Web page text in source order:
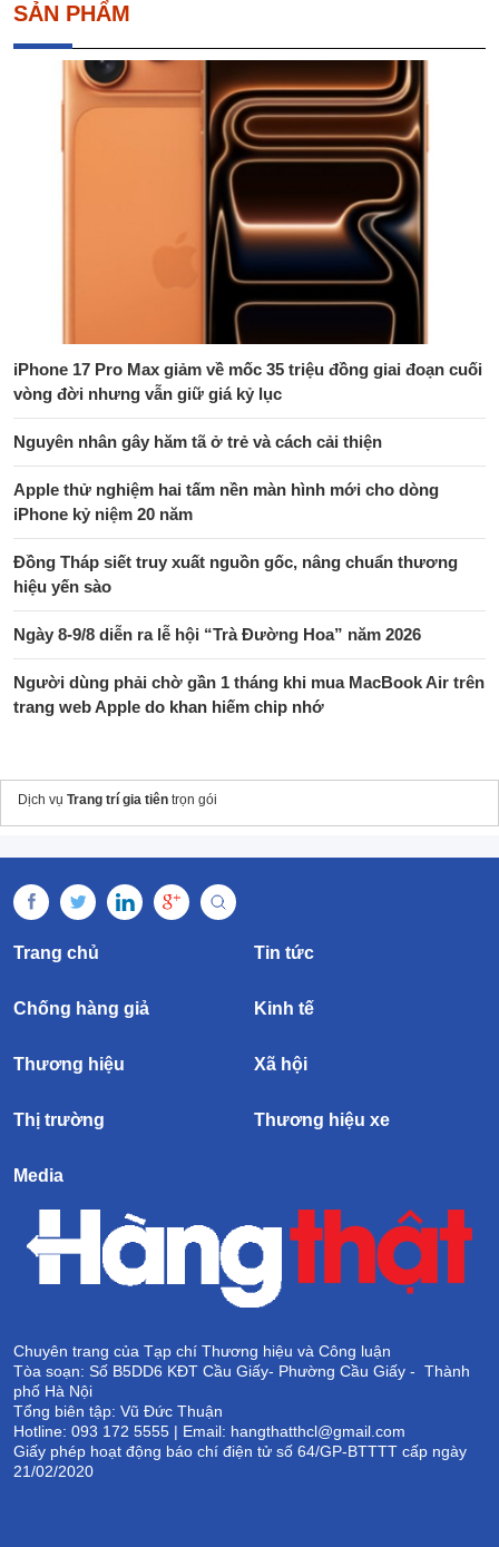
SẢN PHẨM
iPhone 17 Pro Max giảm về mốc 35 triệu đồng giai đoạn cuối
vòng đời nhưng vẫn giữ giá kỷ lục
Nguyên nhân gây hăm tã ở trẻ và cách cải thiện
Apple thử nghiệm hai tấm nền màn hình mới cho dòng
iPhone kỷ niệm 20 năm
Đồng Tháp siết truy xuất nguồn gốc, nâng chuẩn thương
hiệu yến sào
Ngày 8-9/8 diễn ra lễ hội “Trà Đường Hoa” năm 2026
Người dùng phải chờ gần 1 tháng khi mua MacBook Air trên
trang web Apple do khan hiếm chip nhớ
Dịch vụ Trang trí gia tiên trọn gói
Trang chủ Tin tức
Chống hàng giả Kinh tế
Thương hiệu Xã hội
Thị trường Thương hiệu xe
Media
Chuyên trang của Tạp chí Thương hiệu và Công luận
Tòa soạn: Số B5DD6 KĐT Cầu Giấy- Phường Cầu Giấy - Thành
phố Hà Nội
Tổng biên tập: Vũ Đức Thuận
Hotline: 093 172 5555 | Email: hangthatthcl@gmail.com
Giấy phép hoạt động báo chí điện tử số 64/GP-BTTTT cấp ngày
21/02/2020